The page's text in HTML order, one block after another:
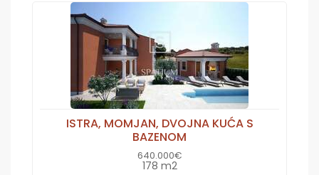
ISTRA, MOMJAN, DVOJNA KUĆA S
BAZENOM
640.000€
178 m2